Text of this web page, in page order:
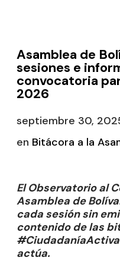
Asamblea de
sesiones e
convocatoria
2026
septiembre 30,
en Bitácora a la
El Observatorio al
Asamblea de
cada sesión sin
contenido de las
actúa.